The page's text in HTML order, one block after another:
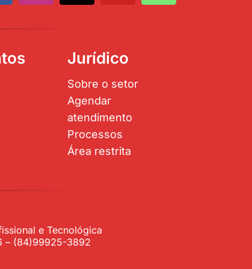
Jurídico
Sobre o setor
Agendar
atendimento
Processos
Área restrita
e Tecnológica
– (84)99925-3892